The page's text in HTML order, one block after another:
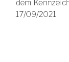
dem
17/09/2021